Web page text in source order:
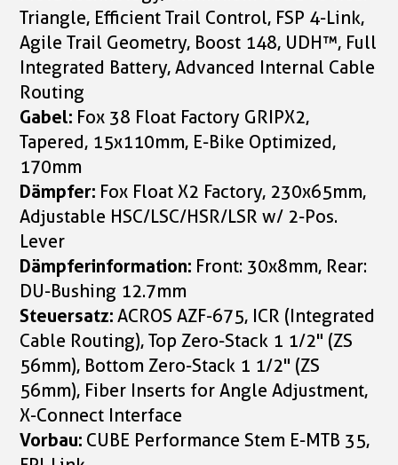
Triangle, Efficient Trail Control, FSP 4-Link,
Agile Trail Geometry, Boost 148, UDH™, Full
Integrated Battery, Advanced Internal Cable
Routing
Gabel: Fox 38 Float Factory GRIPX2,
Tapered, 15x110mm, E-Bike Optimized,
170mm
Dämpfer: Fox Float X2 Factory, 230x65mm,
Adjustable HSC/LSC/HSR/LSR w/ 2-Pos.
Lever
Dämpferinformation: Front: 30x8mm, Rear:
DU-Bushing 12.7mm
Steuersatz:ACROS AZF-675, ICR (Integrated
Cable Routing), Top Zero-Stack 1 1/2" (ZS
56mm), Bottom Zero-Stack 1 1/2" (ZS
56mm), Fiber Inserts for Angle Adjustment,
X-Connect Interface
Vorbau: CUBE Performance Stem E-MTB 35,